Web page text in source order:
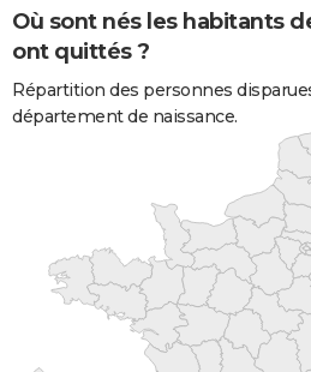
Où sont nés les habitants
ont quittés ?
Répartition des personnes
département de naissance.